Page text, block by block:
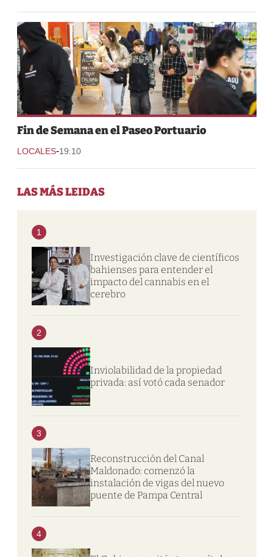
Fin de Semana en el Paseo Portuario
LOCALES-19:10
LAS MÁS LEIDAS
1
Investigación clave de científicos
bahienses para entender el
impacto del cannabis en el
cerebro
2
Inviolabilidad de la propiedad
privada: así votó cada senador
3
Reconstrucción del Canal
Maldonado: comenzó la
instalación de vigas del nuevo
puente de Pampa Central
4